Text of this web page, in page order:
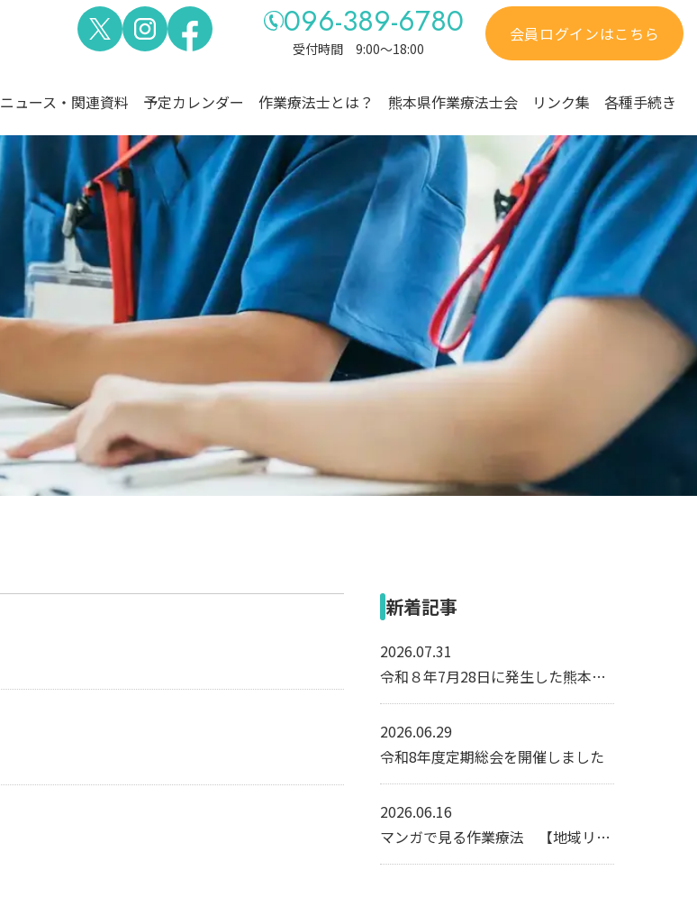
ニュース・関連資料 予定カレンダー 作業療法士とは？
作業療法士とは
作業療法士とは？
作業療法士の領域
作業療法士になるには
養成校のご案内
先輩OTの体験談
熊本県作業療法士会
熊本県作業療法士会
会長挨拶
役員紹介
代議員名簿
定款・規約
刊行物
ブロック活動紹介
組織図・委員会
リンク集 各種手続き
096-389-6780
受付時間 9:00～18:00
会員ログインはこちら
新着記事
2026.07.31
令和８年7月28日に発生した熊本地方を震源とする地震について
2026.06.29
令和8年度定期総会を開催しました
2026.06.16
マンガで見る作業療法 【地域リハビリ編】